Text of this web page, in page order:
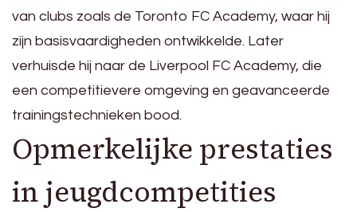
van clubs zoals de Toronto FC Academy, waar hij
zijn basisvaardigheden ontwikkelde. Later
verhuisde hij naar de Liverpool FC Academy, die
een competitievere omgeving en geavanceerde
trainingstechnieken bood.
Opmerkelijke prestaties
in jeugdcompetities